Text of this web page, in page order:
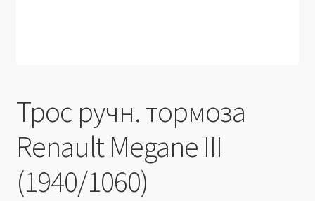
Трос ручн. тормоза
Renault Megane III
(1940/1060)